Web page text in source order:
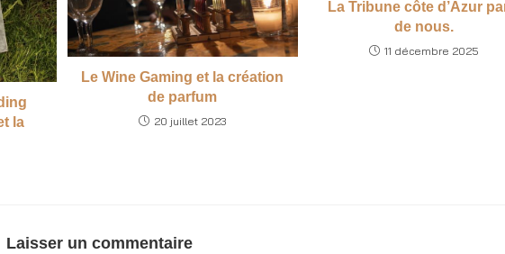
la
Le Wine Gaming et la création
de parfum
20 juillet 2023
La Tribune côte d’Azur
de nous.
11 décembre 2025
Laisser un commentaire